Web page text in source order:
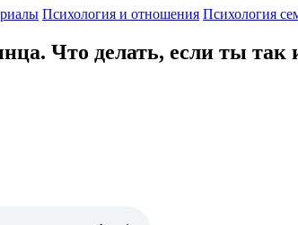
Психология и отношения Психология
Что делать, если ты так